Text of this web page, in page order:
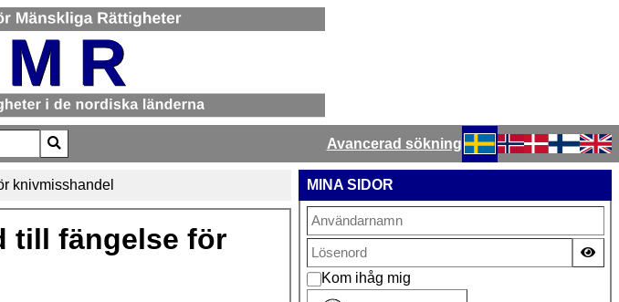
for results.
Avancerad sökning
Välj ditt språk
knivmisshandel
till fängelse för
MINA SIDOR
Kom ihåg mig